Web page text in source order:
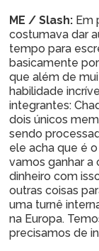
ME / Slash: Em
costumava dar
tempo para
basicamente
que além de
habilidade
integrantes:
dois únicos
sendo
ele acha que é
vamos ganhar a
dinheiro com
outras coisas
uma turnê
na Europa.
precisamos de